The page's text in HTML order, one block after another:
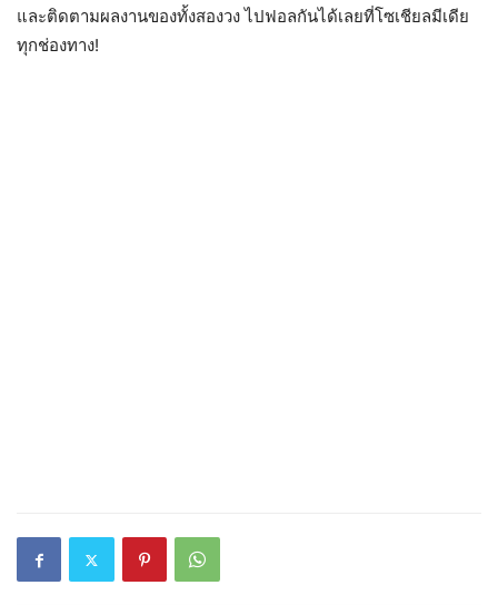
และติดตามผลงานของทั้งสองวง ไปฟอลกันได้เลยที่โซเชียลมีเดีย
ทุกช่องทาง!